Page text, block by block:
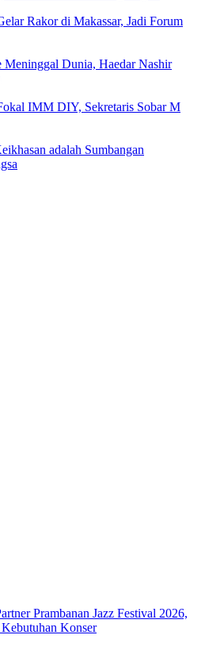
Rakor di Makassar, Jadi Forum
Meninggal Dunia, Haedar Nashir
IMM DIY, Sekretaris Sobar M
adalah Sumbangan
Prambanan Jazz Festival 2026,
Konser